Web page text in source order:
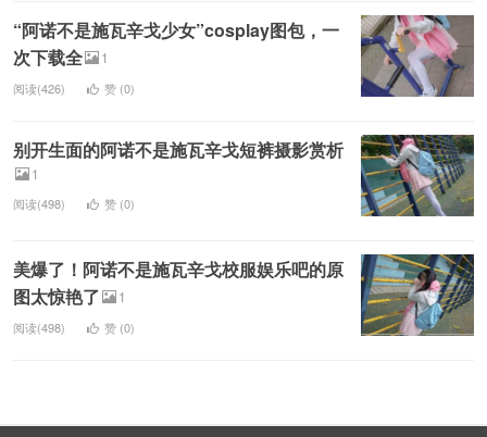
“阿诺不是施瓦辛戈少女”cosplay图包，一
次下载全
1
阅读(426) 赞 (0)
别开生面的阿诺不是施瓦辛戈短裤摄影赏析
1
阅读(498) 赞 (0)
美爆了！阿诺不是施瓦辛戈校服娱乐吧的原
图太惊艳了
1
阅读(498) 赞 (0)